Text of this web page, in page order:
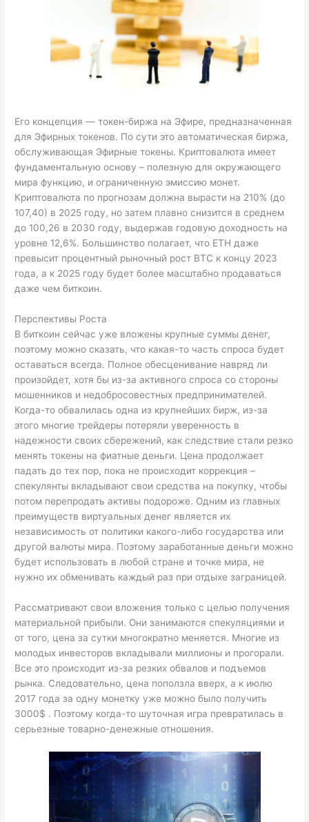
Его концепция — токен-биржа на Эфире, предназначенная
для Эфирных токенов. По сути это автоматическая биржа,
обслуживающая Эфирные токены. Криптовалюта имеет
фундаментальную основу – полезную для окружающего
мира функцию, и ограниченную эмиссию монет.
Криптовалюта по прогнозам должна вырасти на 210% (до
107,40) в 2025 году, но затем плавно снизится в среднем
до 100,26 в 2030 году, выдержав годовую доходность на
уровне 12,6%. Большинство полагает, что ETH даже
превысит процентный рыночный рост BTC к концу 2023
года, а к 2025 году будет более масштабно продаваться
даже чем биткоин.
Перспективы Роста
В биткоин сейчас уже вложены крупные суммы денег,
поэтому можно сказать, что какая-то часть спроса будет
оставаться всегда. Полное обесценивание навряд ли
произойдет, хотя бы из-за активного спроса со стороны
мошенников и недобросовестных предпринимателей.
Когда-то обвалилась одна из крупнейших бирж, из-за
этого многие трейдеры потеряли уверенность в
надежности своих сбережений, как следствие стали резко
менять токены на фиатные деньги. Цена продолжает
падать до тех пор, пока не происходит коррекция –
спекулянты вкладывают свои средства на покупку, чтобы
потом перепродать активы подороже. Одним из главных
преимуществ виртуальных денег является их
независимость от политики какого-либо государства или
другой валюты мира. Поэтому заработанные деньги можно
будет использовать в любой стране и точке мира, не
нужно их обменивать каждый раз при отдыхе заграницей.
Рассматривают свои вложения только с целью получения
материальной прибыли. Они занимаются спекуляциями и
от того, цена за сутки многократно меняется. Многие из
молодых инвесторов вкладывали миллионы и прогорали.
Все это происходит из-за резких обвалов и подъемов
рынка. Следовательно, цена поползла вверх, а к июлю
2017 года за одну монетку уже можно было получить
3000$ . Поэтому когда-то шуточная игра превратилась в
серьезные товарно-денежные отношения.